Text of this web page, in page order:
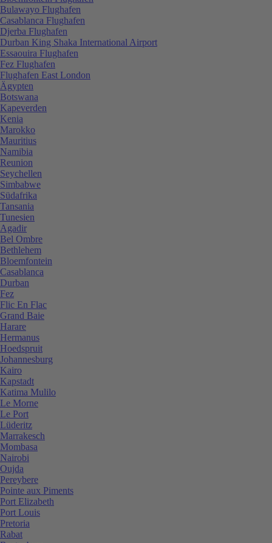
Bulawayo Flughafen
Casablanca Flughafen
Djerba Flughafen
Durban King Shaka International Airport
Essaouira Flughafen
Fez Flughafen
Flughafen East London
Ägypten
Botswana
Kapeverden
Kenia
Marokko
Mauritius
Namibia
Reunion
Seychellen
Simbabwe
Südafrika
Tansania
Tunesien
Agadir
Bel Ombre
Bethlehem
Bloemfontein
Casablanca
Durban
Fez
Flic En Flac
Grand Baie
Harare
Hermanus
Hoedspruit
Johannesburg
Kairo
Kapstadt
Katima Mulilo
Le Morne
Le Port
Lüderitz
Marrakesch
Mombasa
Nairobi
Oujda
Pereybere
Pointe aux Piments
Port Elizabeth
Port Louis
Pretoria
Rabat